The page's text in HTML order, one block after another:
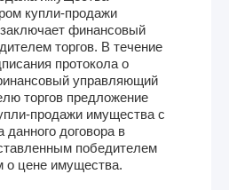
купли-продажи
финансовый
торгов. В течение
протокола о
управляющий
торгов предложение
продажи имущества с
данного договора в
победителем
о цене имущества.